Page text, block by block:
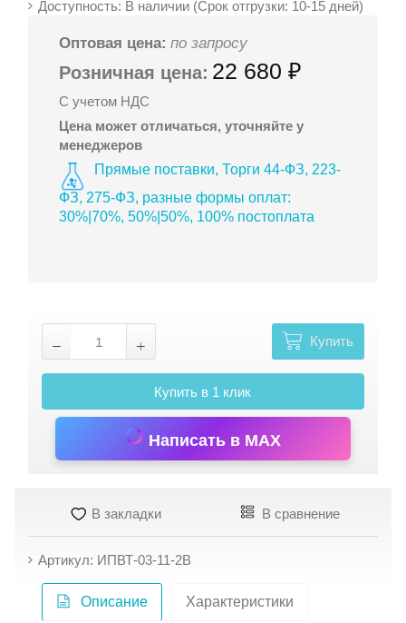
Доступность: В наличии (Срок отгрузки: 10-15 дней)
Оптовая цена: по запросу
Розничная цена: 22 680 ₽
С учетом НДС
Цена может отличаться, уточняйте у
менеджеров
Прямые поставки, Торги 44-ФЗ, 223-
ФЗ, 275-ФЗ, разные формы оплат:
30%|70%, 50%|50%, 100% постоплата
Купить
Купить в 1 клик
Написать в MAX
В закладки В сравнение
Артикул: ИПВТ-03-11-2В
Описание Характеристики